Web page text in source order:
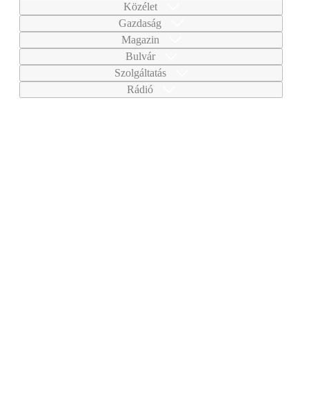
Közélet
Gazdaság
Magazin
Bulvár
Szolgáltatás
Rádió